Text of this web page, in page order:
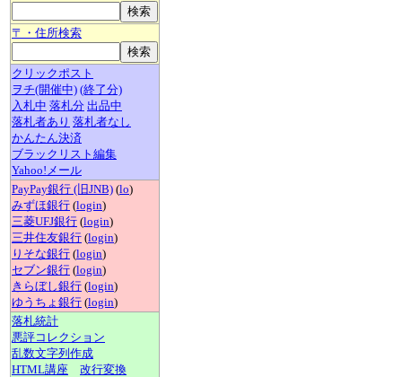
〒・住所検索
クリックポスト
ヲチ(開催中) (終了分)
入札中 落札分 出品中
落札者あり 落札者なし
かんたん決済
ブラックリスト編集
Yahoo!メール
PayPay銀行 (旧JNB) (lo)
みずほ銀行 (login)
三菱UFJ銀行 (login)
三井住友銀行 (login)
りそな銀行 (login)
セブン銀行 (login)
きらぼし銀行 (login)
ゆうちょ銀行 (login)
落札統計
悪評コレクション
乱数文字列作成
HTML講座
改行変換